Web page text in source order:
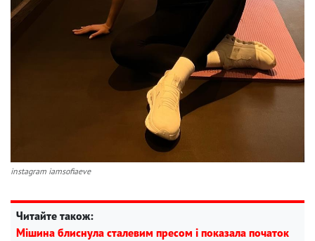
instagram iamsofiaeve
Читайте також:
Мішина блиснула сталевим пресом і показала початок